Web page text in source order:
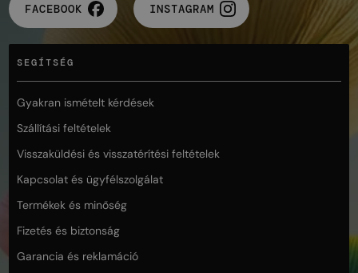
FACEBOOK INSTAGRAM
SEGÍTSÉG
Gyakran ismételt kérdések
Szállítási feltételek
Visszaküldési és visszatérítési feltételek
Kapcsolat és ügyfélszolgálat
Termékek és minőség
Fizetés és biztonság
Garancia és reklamáció